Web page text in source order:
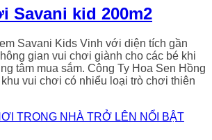
Savani kid 200m2
Savani Kids Vinh với diện tích gần
gian vui chơi giành cho các bé khi
tâm mua sắm. Công Ty Hoa Sen Hồng
vui chơi có nhiểu loại trò chơi thiên